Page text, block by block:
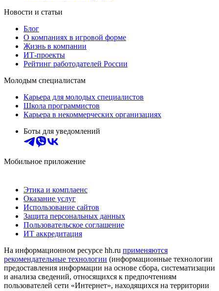
Новости и статьи
Блог
О компаниях в игровой форме
Жизнь в компании
ИТ-проекты
Рейтинг работодателей России
Молодым специалистам
Карьера для молодых специалистов
Школа программистов
Карьера в некоммерческих организациях
Боты для уведомлений
Мобильное приложение
Этика и комплаенс
Оказание услуг
Использование сайтов
Защита персональных данных
Пользовательское соглашение
ИТ аккредитация
На информационном ресурсе hh.ru применяются
рекомендательные технологии (информационные технологии
предоставления информации на основе сбора, систематизации
и анализа сведений, относящихся к предпочтениям
пользователей сети «Интернет», находящихся на территории